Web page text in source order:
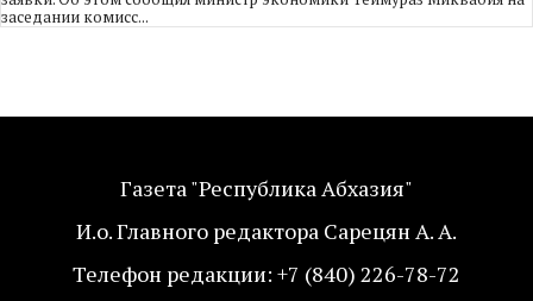
заседании комисс...
Газета "Республика Абхазия"
И.о. Главного редактора Сарецян А. А.
Телефон редакции: +7 (840) 226-78-72